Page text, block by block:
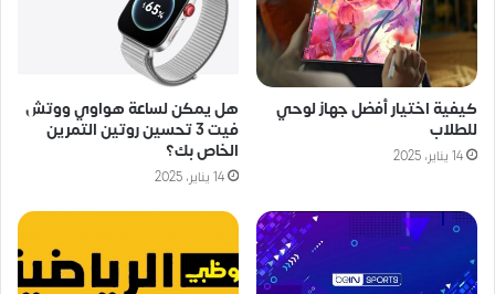
كيفية اختيار أفضل جهاز لوحي
للطلاب
14 يناير، 2025
هل يمكن لساعة هواوي ووتش
فيت 3 تحسين روتين التمرين
الخاص بك؟
14 يناير، 2025